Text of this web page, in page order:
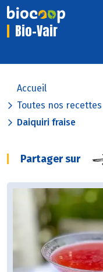
Bio-Vair
Accueil
Toutes nos recettes
Daiquiri fraise
Partager sur